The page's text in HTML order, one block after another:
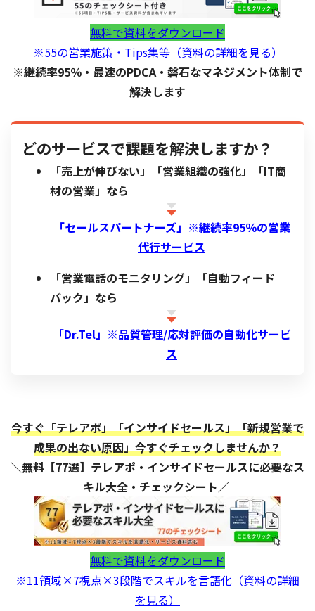
無料で資料をダウンロード
※55の営業施策・Tips集等（資料の詳細を見る）
※継続率95％・最速のPDCA・磐石なマネジメント体制で
解決します
どのサービスで課題を解決しますか？
「売上が伸びない」「営業組織の強化」「IT商
材の営業」なら
「セールスパートナーズ」※継続率95％の営業
代行サービス
「営業電話のモニタリング」「自動フィード
バック」なら
「Dr.Tel」※品質管理/応対評価の自動化サービ
ス
今すぐ「テレアポ」「インサイドセールス」「新規営業で
成果の出ない原因」今すぐチェックしませんか？
＼無料【77選】テレアポ・インサイドセールスに必要なス
キル大全・チェックシート／
無料で資料をダウンロード
※11領域×7視点×3段階でスキルを言語化（資料の詳細
を見る）